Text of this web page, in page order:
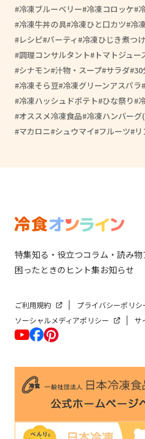
冷凍ブルーベリー 冷凍コロッケ
冷凍牛丼の具 冷凍ひと口カツ 冷
レシピ パーティ 冷凍ひじき煮つけ
調理コンサルタント
トマトジュー
シナモン 汁物・スープ サラダ 30
冷凍そら豆 冷凍グリーンアスパラ
冷凍ハッシュドポテト ひな祭り
オススメ冷凍食品 冷凍ハンバーグ
マカロニ シュウマイ フルーツ
特集知る・役立つコラム・読み物
困ったときのヒント集お知らせ
ご利用規約
プライバシーポリシ
ソーシャルメディアポリシー
サ